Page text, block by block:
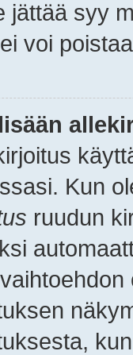
jättää syy
voi
Kun
ruudun